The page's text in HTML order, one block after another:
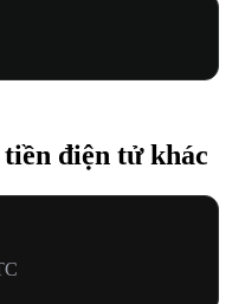
tiền điện tử khác